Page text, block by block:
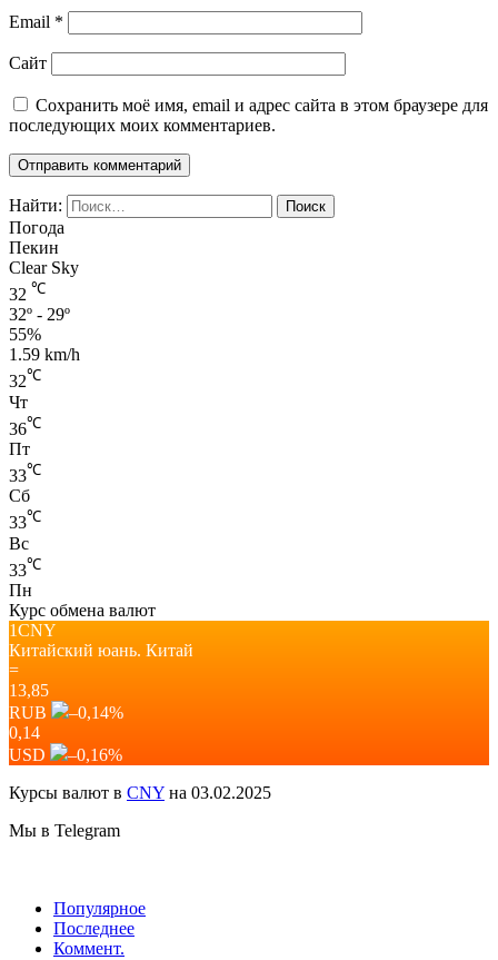
Email *
Сайт
Сохранить моё имя, email и адрес сайта в этом браузере для
последующих моих комментариев.
Найти:
Погода
Пекин
Clear Sky
32 ℃
32º - 29º
55%
1.59 km/h
32℃
Чт
36℃
Пт
33℃
Сб
33℃
Вс
33℃
Пн
Курс обмена валют
1CNY
Китайский юань. Китай
=
13,85
RUB
–0,14%
0,14
USD
–0,16%
Курсы валют в CNY на 03.02.2025
Мы в Telegram
Популярное
Последнее
Коммент.